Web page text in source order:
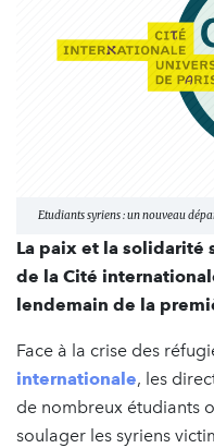
Etudiants syriens : un nouveau
La paix et la solidarité
de la Cité
lendemain de la
Face à la crise des
internationale, les
de nombreux étudiants
soulager les syriens